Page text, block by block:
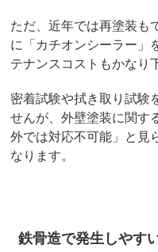
ただ、近年では再塗装も
に「カチオンシーラー」
テナンスコストもかなり
密着試験や拭き取り試験
せんが、外壁塗装に関す
外では対応不可能」と見
なります。
鉄骨造で発生しやす